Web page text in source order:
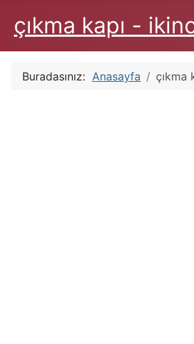
çıkma kapı -
Buradasınız: Anasayfa çıkma